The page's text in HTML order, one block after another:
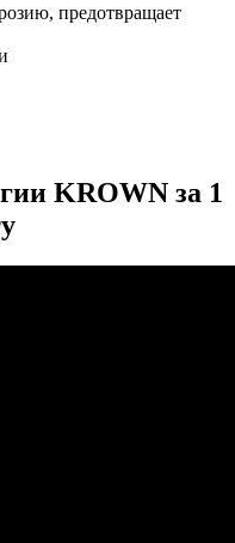
предотвращает
KROWN за 1